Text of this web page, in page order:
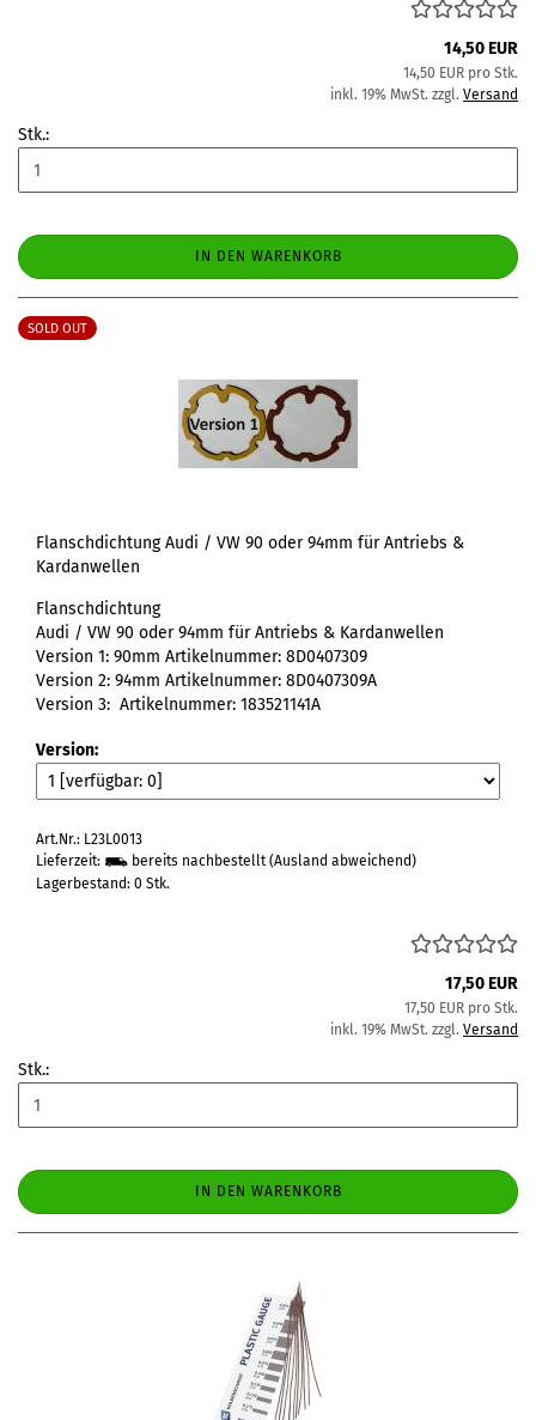
14,50 EUR
14,50 EUR pro Stk.
inkl. 19% MwSt. zzgl. Versand
Stk.:
IN DEN WARENKORB
SOLD OUT
Flanschdichtung Audi / VW 90 oder 94mm für Antriebs &
Kardanwellen
Flanschdichtung
Audi / VW 90 oder 94mm für Antriebs & Kardanwellen
Version 1: 90mm Artikelnummer: 8D0407309
Version 2: 94mm Artikelnummer: 8D0407309A
Version 3: Artikelnummer: 183521141A
Version:
Art.Nr.: L23L0013
Lieferzeit:
bereits nachbestellt (Ausland abweichend)
Lagerbestand: 0 Stk.
17,50 EUR
17,50 EUR pro Stk.
inkl. 19% MwSt. zzgl. Versand
Stk.:
IN DEN WARENKORB